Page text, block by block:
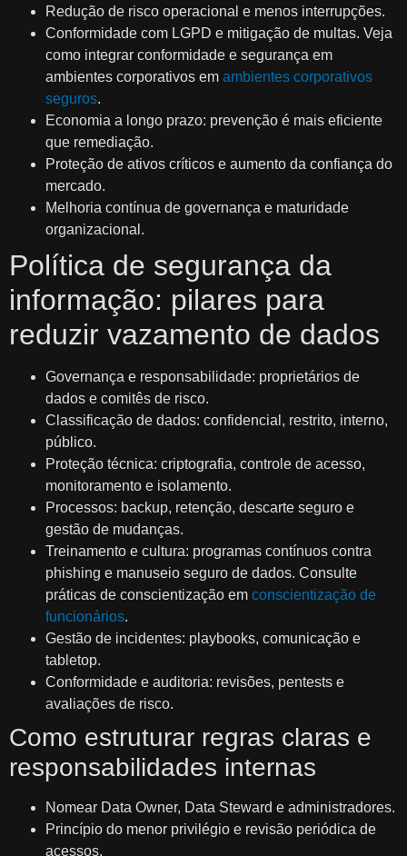
Redução de risco operacional e menos interrupções.
Conformidade com LGPD e mitigação de multas. Veja
como integrar conformidade e segurança em
ambientes corporativos em ambientes corporativos
seguros.
Economia a longo prazo: prevenção é mais eficiente
que remediação.
Proteção de ativos críticos e aumento da confiança do
mercado.
Melhoria contínua de governança e maturidade
organizacional.
Política de segurança da
informação: pilares para
reduzir vazamento de dados
Governança e responsabilidade: proprietários de
dados e comitês de risco.
Classificação de dados: confidencial, restrito, interno,
público.
Proteção técnica: criptografia, controle de acesso,
monitoramento e isolamento.
Processos: backup, retenção, descarte seguro e
gestão de mudanças.
Treinamento e cultura: programas contínuos contra
phishing e manuseio seguro de dados. Consulte
práticas de conscientização em conscientização de
funcionários.
Gestão de incidentes: playbooks, comunicação e
tabletop.
Conformidade e auditoria: revisões, pentests e
avaliações de risco.
Como estruturar regras claras e
responsabilidades internas
Nomear Data Owner, Data Steward e administradores.
Princípio do menor privilégio e revisão periódica de
acessos.